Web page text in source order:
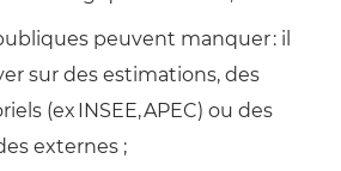
peuvent manquer : il
sur des estimations, des
(ex INSEE, APEC) ou des
externes ;